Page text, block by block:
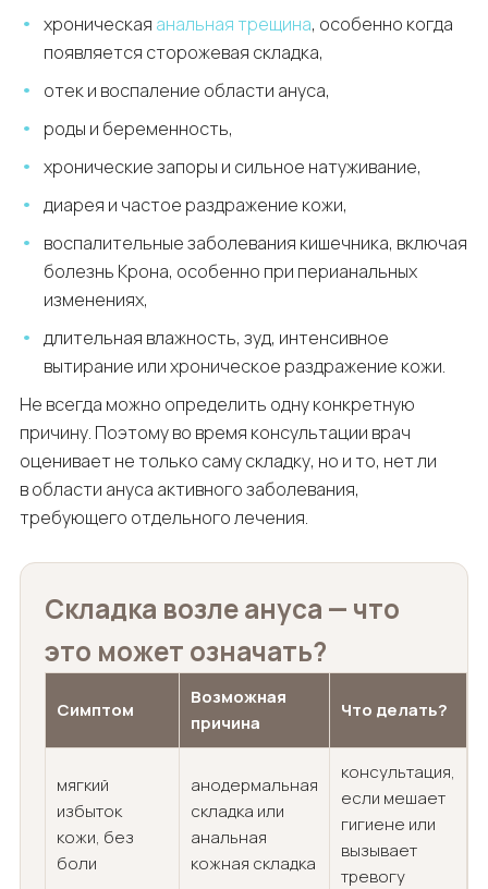
хроническая анальная трещина, особенно когда
появляется сторожевая складка,
отек и воспаление области ануса,
роды и беременность,
хронические запоры и сильное натуживание,
диарея и частое раздражение кожи,
воспалительные заболевания кишечника, включая
болезнь Крона, особенно при перианальных
изменениях,
длительная влажность, зуд, интенсивное
вытирание или хроническое раздражение кожи.
Не всегда можно определить одну конкретную
причину. Поэтому во время консультации врач
оценивает не только саму складку, но и то, нет ли
в области ануса активного заболевания,
требующего отдельного лечения.
Складка возле ануса — что
это может означать?
Симптом
Возможная
причина
Что делать?
мягкий
избыток
кожи, без
боли
анодермальная
складка или
анальная
кожная складка
консультация,
если мешает
гигиене или
вызывает
тревогу